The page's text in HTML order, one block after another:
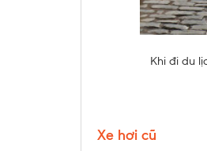
Khi đi du
Xe hơi cũ